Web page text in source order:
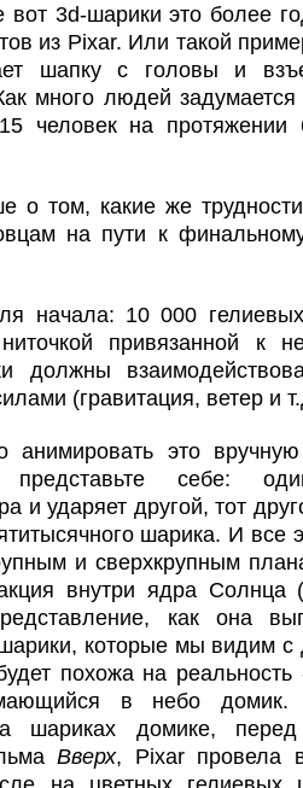
вот 3d-шарики это более
из Pixar. Или такой
шапку с головы и
много людей задумается
человек на протяжении
о том, какие же
на пути к
начала: 10 000
привязанной к
должны
(гравитация, ветер и
анимировать это
себе:
и ударяет другой, тот
шарика. И все
и сверхкрупным
внутри ядра Солнца
как она
которые мы видим с
похожа на реальность
в небо домик.
шариках домике, перед
Вверх, Pixar провела